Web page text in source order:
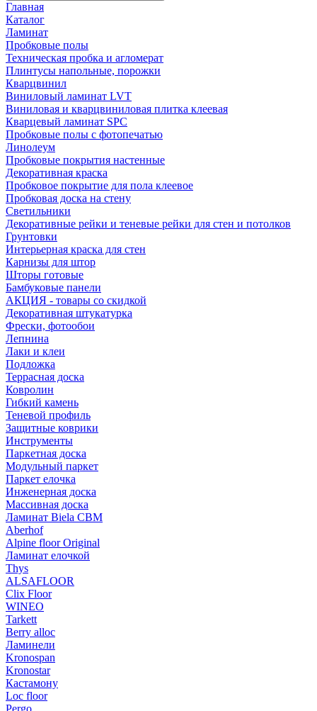
Главная
Каталог
Ламинат
Пробковые полы
Техническая пробка и агломерат
Плинтусы напольные, порожки
Кварцвинил
Виниловый ламинат LVT
Виниловая и кварцвиниловая плитка клеевая
Кварцевый ламинат SPC
Пробковые полы с фотопечатью
Линолеум
Пробковые покрытия настенные
Декоративная краска
Пробковое покрытие для пола клеевое
Пробковая доска на стену
Светильники
Декоративные рейки и теневые рейки для стен и потолков
Грунтовки
Интерьерная краска для стен
Карнизы для штор
Шторы готовые
Бамбуковые панели
АКЦИЯ - товары со скидкой
Декоративная штукатурка
Фрески, фотообои
Лепнина
Лаки и клеи
Подложка
Террасная доска
Ковролин
Гибкий камень
Теневой профиль
Защитные коврики
Инструменты
Паркетная доска
Модульный паркет
Паркет елочка
Инженерная доска
Массивная доска
Ламинат Biela CBM
Aberhof
Alpine floor Original
Ламинат елочкой
Thys
ALSAFLOOR
Clix Floor
WINEO
Tarkett
Berry alloc
Ламинели
Kronospan
Kronostar
Кастамону
Loc floor
Pergo